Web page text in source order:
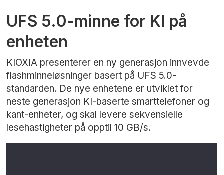
UFS 5.0-minne for KI på
enheten
KIOXIA presenterer en ny generasjon innvevde
flashminneløsninger basert på UFS 5.0-
standarden. De nye enhetene er utviklet for
neste generasjon KI-baserte smarttelefoner og
kant-enheter, og skal levere sekvensielle
lesehastigheter på opptil 10 GB/s.